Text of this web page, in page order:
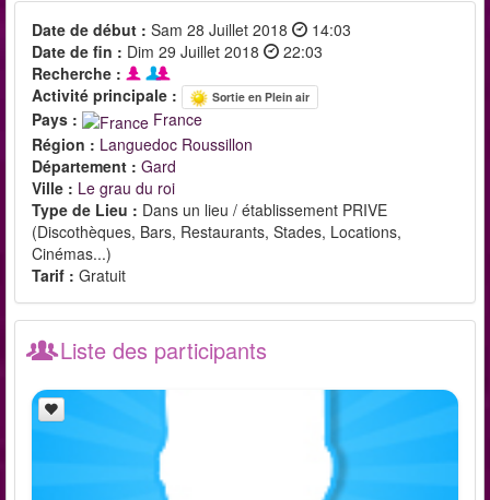
Date de début : Sam 28 Juillet 2018
14:03
Date de fin : Dim 29 Juillet 2018
22:03
Recherche :
Activité principale :
Sortie en Plein air
Pays :
France
Région : Languedoc Roussillon
Département : Gard
Ville : Le grau du roi
Type de Lieu : Dans un lieu / établissement PRIVE
(Discothèques, Bars, Restaurants, Stades, Locations,
Cinémas...)
Tarif : Gratuit
Liste des participants